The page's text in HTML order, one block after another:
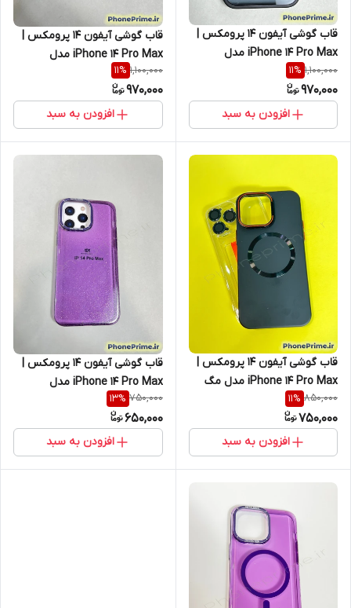
قاب گوشی آیفون 14 پرومکس |
iPhone 14 Pro Max مدل
Rugged مگ سیف دار با محافظ
لنز Focus Pixels (نقد و اقساط)
1,100,000
11%
970,000
افزودن به سبد
قاب گوشی آیفون 14 پرومکس |
iPhone 14 Pro Max مدل
Rugged مگ سیف دار با محافظ
لنز Focus Pixels (نقد و اقساط)
1,100,000
11%
970,000
افزودن به سبد
قاب گوشی آیفون 14 پرومکس |
iPhone 14 Pro Max مدل مگ
عدد محافظ لنز رینگی شیشه‌ای
(نقد و اقساط)
850,000
11%
750,000
افزودن به سبد
قاب گوشی آیفون 14 پرومکس |
iPhone 14 Pro Max مدل
شیشه‌ای شاین بنفش با فریم لنز
تیتانیومی (نقد و اقساط)
750,000
13%
650,000
افزودن به سبد